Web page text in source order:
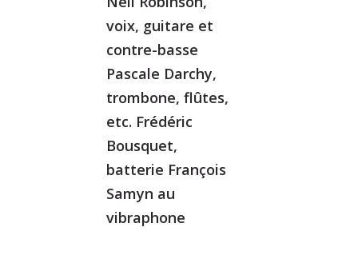
voix, guitare et
contre-basse
Pascale Darchy,
trombone, flûtes,
etc. Frédéric
Bousquet,
batterie François
Samyn au
vibraphone